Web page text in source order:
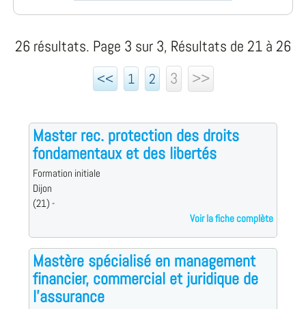
26 résultats. Page 3 sur 3, Résultats de 21 à 26
<< 1 2 3 >>
Master rec. protection des droits
fondamentaux et des libertés
Formation initiale
Dijon
(21) -
Voir la fiche complète
Mastère spécialisé en management
financier, commercial et juridique de
l'assurance